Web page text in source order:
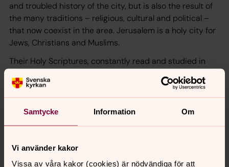
Samtycke Information Om
Vi använder kakor
Vissa av våra kakor (cookies) är nödvändiga för att
and troubled history of the city, but is also the result of
the many traditions – religious, cultural and political –
that now coexist in the area. Jerusalem is a holy city for
Jews, Christians and Muslims.
Their Holy Scriptures, constantly read and studied in
and daily life of Jews, Christians and Muslims.
known buildings in the city, Beit Tavor. It was
constructed by the famous architect Conrad Schick and
family. Church of Sweden acquired the property in the